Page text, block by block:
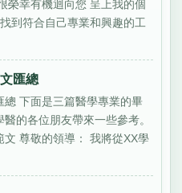
榮幸有機迴向您 呈上我的個
到符合自己專業和興趣的工
匯總
下面是三篇醫學專業的畢
的各位朋友帶來一些參考。
尊敬的領導： 我將從XX學